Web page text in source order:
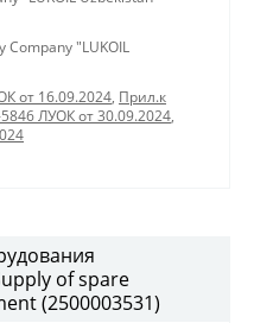
Company "LUKOIL
от 16.09.2024, Прил.к
ЛУОК от 30.09.2024,
of spare
(2500003531)